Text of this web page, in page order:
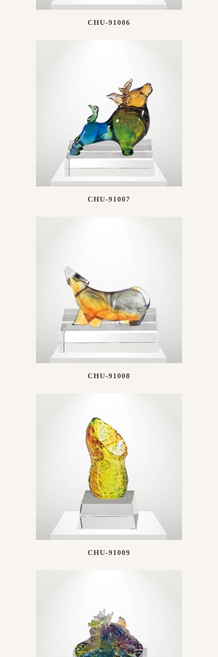
CHU-91006
CHU-91007
CHU-91008
CHU-91009